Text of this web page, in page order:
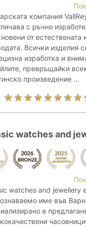
компания
с ръчно
от естествената
Всички изделия
изработка и
превръщайки
произведение ...
watches and
watches and jewellery
име във
в